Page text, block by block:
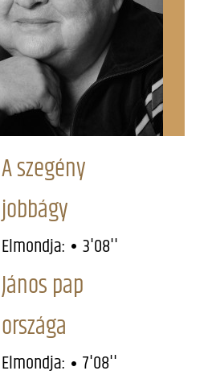
A szegény
jobbágy
Elmondja: 3'08''
János pap
országa
Elmondja: 7'08''